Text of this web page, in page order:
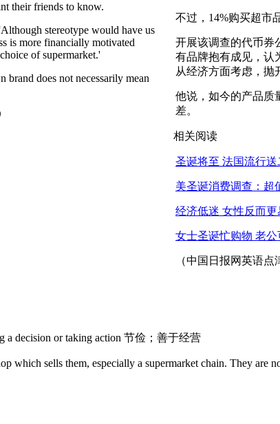
their friends to know.
stereotype would have us
is more financially motivated
of supermarket.'
brand does not necessarily mean
不过，14%购买超市
开展该调查的代币券
有品牌抱有成见，认
从经济方面考虑，抛
他说，如今的产品质
差。
相关阅读
圣诞将至 法国流行送
美圣诞消费调查：超
经济低迷 女性反而
女士圣诞忙购物 老公
（中国日报网英语点
a decision or taking action 节俭；善于经营
which sells them, especially a supermarket chain. They